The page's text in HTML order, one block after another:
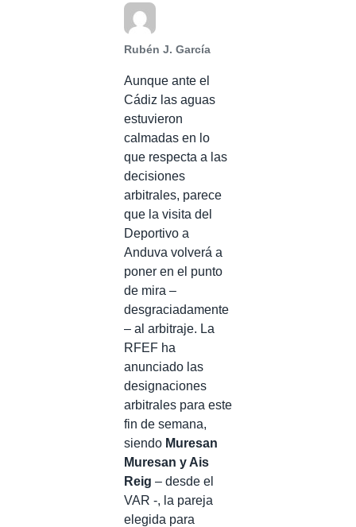
Rubén J. García
Aunque ante el
Cádiz las aguas
estuvieron
calmadas en lo
que respecta a las
decisiones
arbitrales, parece
que la visita del
Deportivo a
Anduva volverá a
poner en el punto
de mira –
desgraciadamente
– al arbitraje. La
RFEF ha
anunciado las
designaciones
arbitrales para este
fin de semana,
siendo Muresan
Muresan y Ais
Reig – desde el
VAR -, la pareja
elegida para